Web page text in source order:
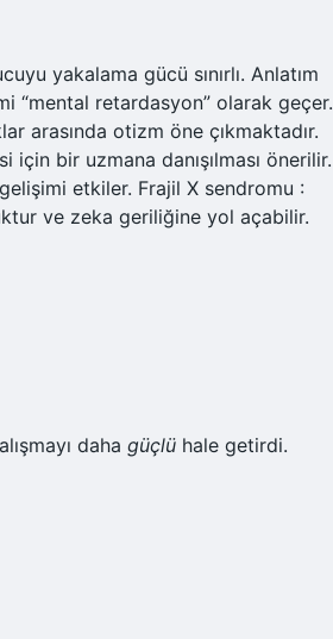
yakalama gücü sınırlı. Anlatım
“mental retardasyon” olarak geçer.
arasında otizm öne çıkmaktadır.
için bir uzmana danışılması önerilir.
etkiler. Frajil X sendromu :
ve zeka geriliğine yol açabilir.
daha güçlü hale getirdi.